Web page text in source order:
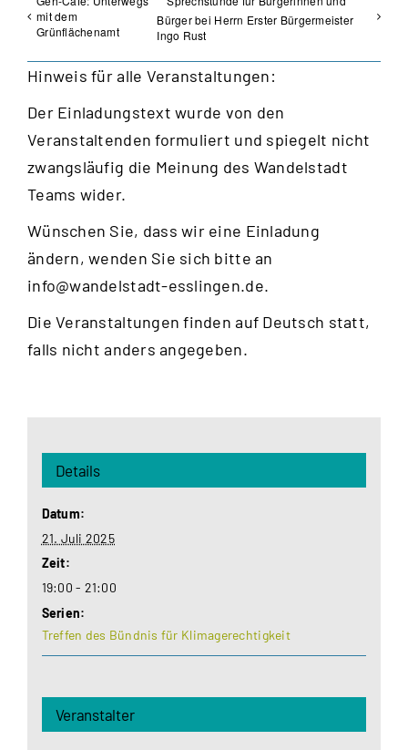
mit dem
Grünflächenamt
Bürger bei Herrn Erster Bürgermeister
Ingo Rust
Hinweis für alle Veranstaltungen:
Der Einladungstext wurde von den
Veranstaltenden formuliert und spiegelt nicht
zwangsläufig die Meinung des Wandelstadt
Teams wider.
Wünschen Sie, dass wir eine Einladung
ändern, wenden Sie sich bitte an
info@wandelstadt-esslingen.de.
Die Veranstaltungen finden auf Deutsch statt,
falls nicht anders angegeben.
Details
Datum:
21. Juli 2025
Zeit:
19:00 - 21:00
Serien:
Treffen des Bündnis für Klimagerechtigkeit
Veranstalter